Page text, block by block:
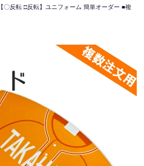
〇反転 □反転】ユニフォーム 簡単オーダー ■複